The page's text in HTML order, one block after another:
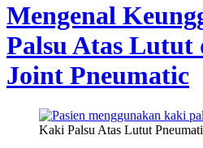
Mengenal
Palsu Atas Lutut
Joint Pneumatic
Kaki Palsu Atas Lutut